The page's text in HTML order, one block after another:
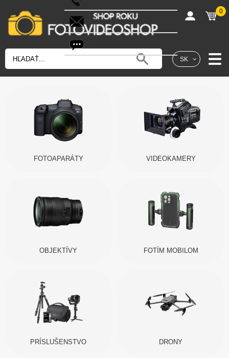
SK
shop@fotovideoshop.sk
0
FOTOAPARÁTY VIDEOKAMERY
OBJEKTÍVY FOTÍM MOBILOM
PRÍSLUŠENSTVO DRONY